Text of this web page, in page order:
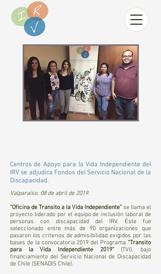
Centros de Apoyo para la Vida Independiente del
IRV se adjudica Fondos del Servicio Nacional de la
Discapacidad.
Valparaíso, 08 de abril de 2019.
“Oficina de Transito a la Vida Independiente” se llama el
proyecto liderado por el equipo de inclusión laboral de
personas con discapacidad del IRV. Éste fue
seleccionado entre más de 90 organizaciones que
pasaron los criterios de admisibilidad exigidos por las
bases de la convocatoria 2019 del Programa “Transito
para la Vida Independiente 2019” (TVI), bajo
financiamiento del Servicio Nacional de Discapacidad
de Chile (SENADIS Chile).